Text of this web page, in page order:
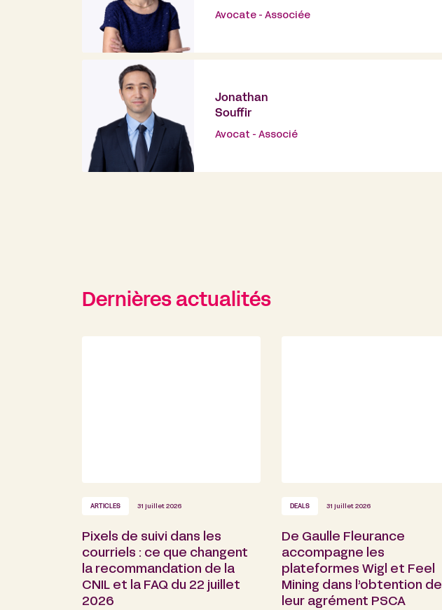
Avocate - Associée
Jonathan
Souffir
Avocat - Associé
Dernières actualités
ARTICLES 31 juillet 2026
Pixels de suivi dans les
courriels : ce que changent
la recommandation de la
CNIL et la FAQ du 22 juillet
2026
DEALS 31 juillet 2026
De Gaulle Fleurance
accompagne les
plateformes Wigl et Feel
Mining dans l’obtention de
leur agrément PSCA